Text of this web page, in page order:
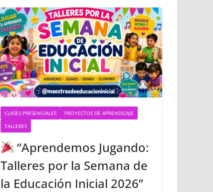
CLASES PRESENCIALES
PROYECTOS DE APRENDIZAJE
TALLERES
“Aprendemos Jugando:
Talleres por la Semana de
la Educación Inicial 2026”